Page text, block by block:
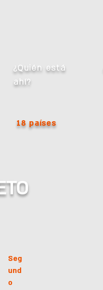
¿Quién está
ahí?
18 países
Seg
und
o